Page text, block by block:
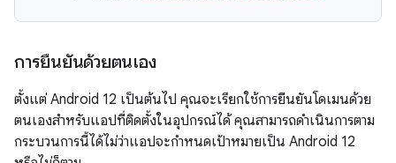
การยืนยันด้วยตนเอง
ตั้งแต่ Android 12 เป็นต้นไป คุณจะเรียกใช้การยืนยันโดเมนด้วย
ตนเองสำหรับแอปที่ติดตั้งในอุปกรณ์ได้ คุณสามารถดำเนินการตาม
กระบวนการนี้ได้ไม่ว่าแอปจะกำหนดเป้าหมายเป็น Android 12